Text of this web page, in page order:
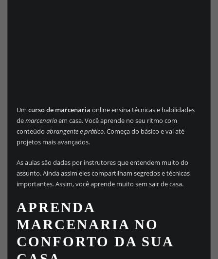
Um curso de marcenaria online ensina técnicas e habilidades
demarcenariaem casa. Você aprende no seu ritmo com
conteúdo abrangente e prático. Começa do básico e vai até
projetos mais avançados.
As aulas são dadas por instrutores que entendem muito do
assunto. Ainda assim eles compartilham segredos e técnicas
importantes. Assim, você aprende muito sem sair de casa.
APRENDA
MARCENARIA NO
CONFORTO DA SUA